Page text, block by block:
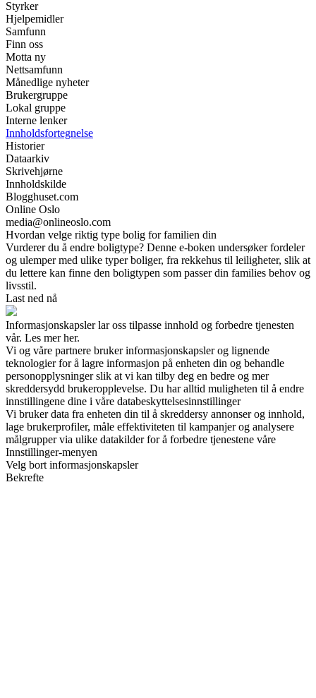
Styrker
Hjelpemidler
Samfunn
Finn oss
Motta ny
Nettsamfunn
Månedlige nyheter
Brukergruppe
Lokal gruppe
Interne lenker
Innholdsfortegnelse
Historier
Dataarkiv
Skrivehjørne
Innholdskilde
Blogghuset.com
Online Oslo
media@onlineoslo.com
Hvordan velge riktig type bolig for familien din
Vurderer du å endre boligtype? Denne e-boken undersøker fordeler
og ulemper med ulike typer boliger, fra rekkehus til leiligheter, slik at
du lettere kan finne den boligtypen som passer din families behov og
livsstil.
Last ned nå
Informasjonskapsler lar oss tilpasse innhold og forbedre tjenesten
vår. Les mer her.
Vi og våre partnere bruker informasjonskapsler og lignende
teknologier for å lagre informasjon på enheten din og behandle
personopplysninger slik at vi kan tilby deg en bedre og mer
skreddersydd brukeropplevelse. Du har alltid muligheten til å endre
innstillingene dine i våre databeskyttelsesinnstillinger
Vi bruker data fra enheten din til å skreddersy annonser og innhold,
lage brukerprofiler, måle effektiviteten til kampanjer og analysere
målgrupper via ulike datakilder for å forbedre tjenestene våre
Innstillinger-menyen
Velg bort informasjonskapsler
Bekrefte